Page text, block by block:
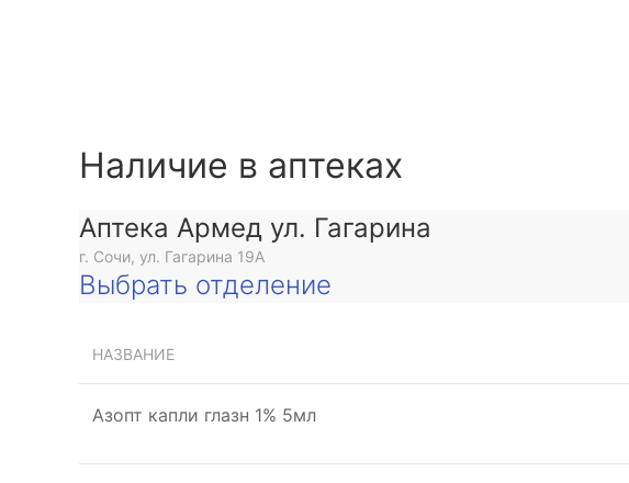
Наличие в аптеках
Аптека Армед ул. Гагарина
г. Сочи, ул. Гагарина 19А
Выбрать отделение
НАЗВАНИЕ
Азопт капли глазн 1% 5мл